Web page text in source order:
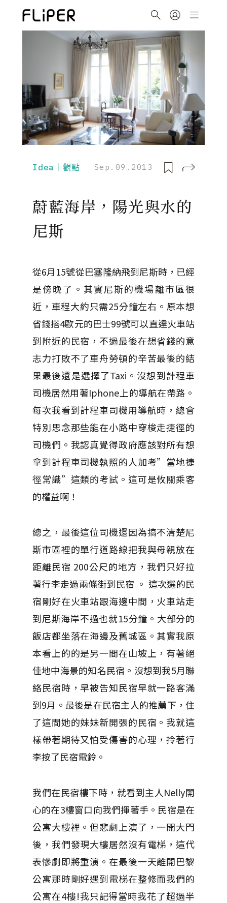
Idea｜觀點 Sep.09.2013
蔚藍海岸，陽光與水的
尼斯
從6月15號從巴塞隆納飛到尼斯時，已經
是傍晚了。其實尼斯的機場離市區很
近，車程大約只需25分鐘左右。原本想
省錢搭4歐元的巴士99號可以直達火車站
到附近的民宿，不過最後在想省錢的意
志力打敗不了車舟勞頓的辛苦最後的結
果最後還是選擇了Taxi。沒想到計程車
司機居然用著Iphone上的導航在帶路。
每次我看到計程車司機用導航時，總會
特別思念那些能在小路中穿梭走捷徑的
司機們。我認真覺得政府應該對所有想
拿到計程車司機執照的人加考”當地捷
徑常識”這類的考試。這可是攸關乘客
的權益啊！
總之，最後這位司機還因為搞不清楚尼
斯市區裡的單行道路線把我與母親放在
距離民宿 200公尺的地方，我們只好拉
著行李走過兩條街到民宿 。 這次選的民
宿剛好在火車站跟海邊中間，火車站走
到尼斯海岸不過也就15分鐘。大部分的
飯店都坐落在海邊及舊城區。其實我原
本看上的的是另一間在山坡上，有著絕
佳地中海景的知名民宿。沒想到我5月聯
絡民宿時，早被告知民宿早就一路客滿
到9月。最後是在民宿主人的推薦下，住
了這間她的妹妹新開張的民宿。我就這
樣帶著期待又怕受傷害的心理，拎著行
李按了民宿電鈴。
我們在民宿樓下時，就看到主人Nelly開
心的在3樓窗口向我們揮著手。民宿是在
公寓大樓裡。但悲劇上演了，一開大門
後，我們發現大樓居然沒有電梯，這代
表慘劇即將重演。在最後一天離開巴黎
公寓那時剛好遇到電梯在整修而我們的
公寓在4樓!我只記得當時我花了超過半